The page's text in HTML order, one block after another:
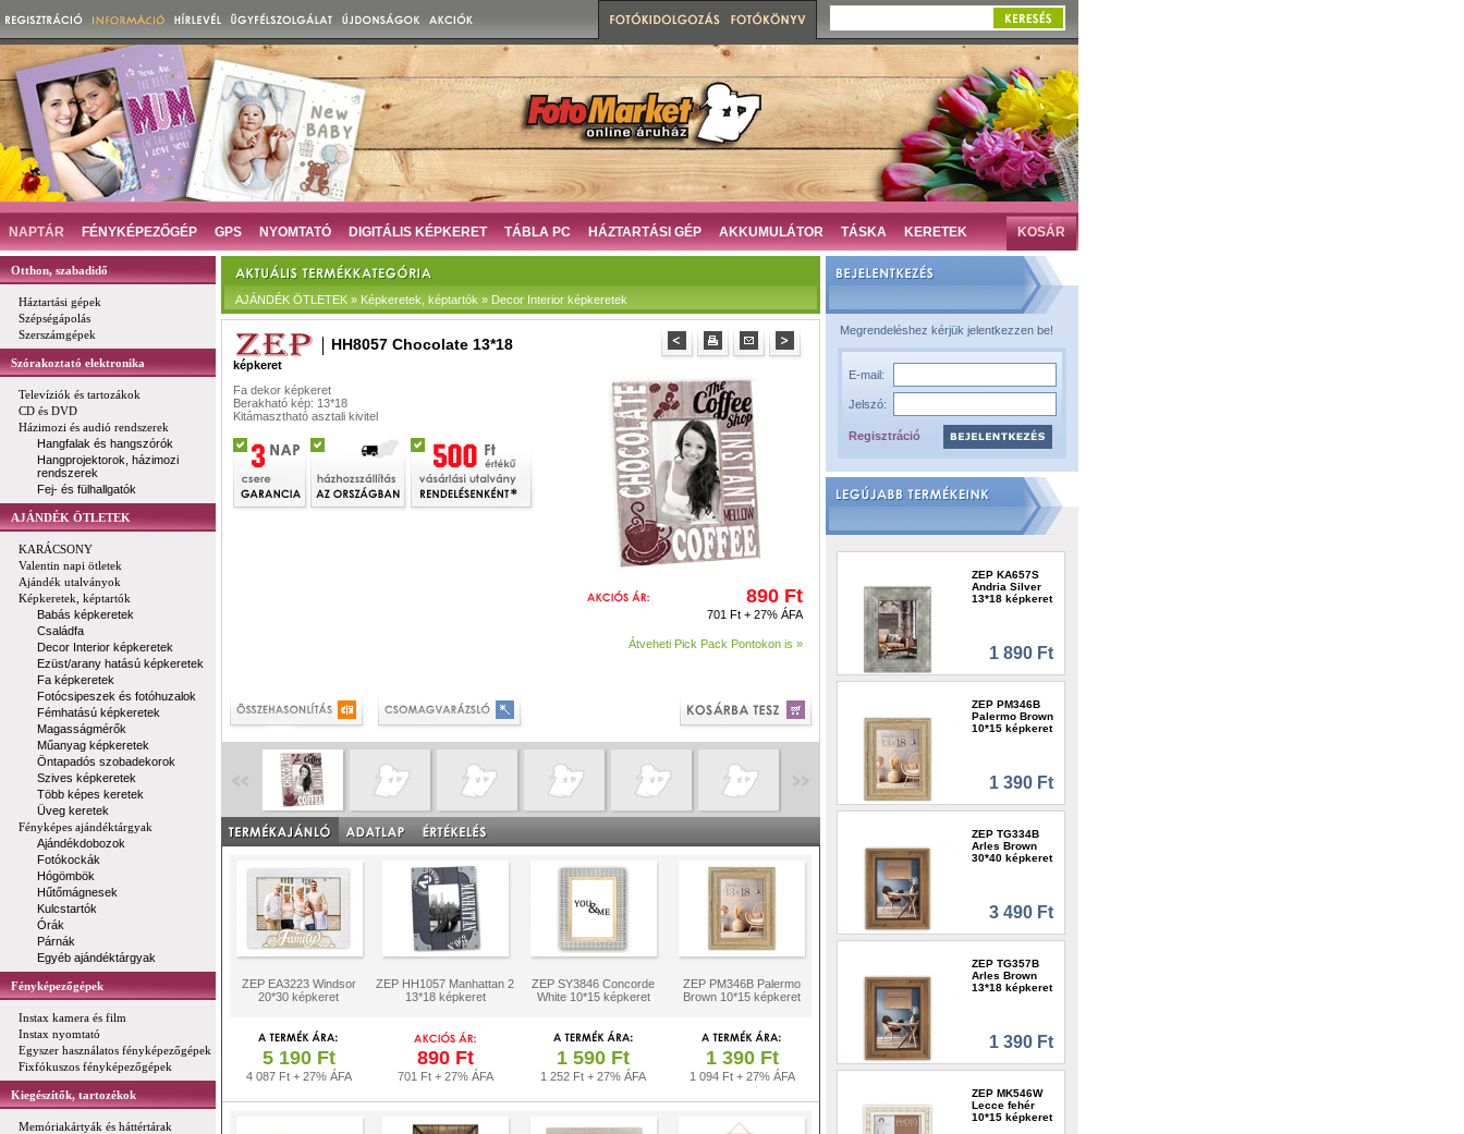
NAPTÁR FÉNYKÉPEZŐGÉP GPS NYOMTATÓ DIGITÁLIS KÉPKERET TÁBLA PC HÁZTARTÁSI GÉP AKKUMULÁTOR TÁSKA KERETEK KOSÁR
Otthon, szabadidő
Háztartási gépek
Szépségápolás
Szerszámgépek
Szórakoztató elektronika
Televíziók és tartozákok
CD és DVD
Házimozi és audió rendszerek
Hangfalak és hangszórók
Hangprojektorok, házimozi
rendszerek
Fej- és fülhallgatók
AJÁNDÉK ÖTLETEK
KARÁCSONY
Valentin napi ötletek
Ajándék utalványok
Képkeretek, képtartók
Babás képkeretek
Családfa
Decor Interior képkeretek
Ezüst/arany hatású képkeretek
Fa képkeretek
Fotócsipeszek és fotóhuzalok
Fémhatású képkeretek
Magasságmérők
Műanyag képkeretek
Öntapadós szobadekorok
Szives képkeretek
Több képes keretek
Üveg keretek
Fényképes ajándéktárgyak
Ajándékdobozok
Fotókockák
Hógömbök
Hűtőmágnesek
Kulcstartók
Órák
Párnák
Egyéb ajándéktárgyak
Fényképezőgépek
Instax kamera és film
Instax nyomtató
Egyszer használatos fényképezőgépek
Fixfókuszos fényképezőgépek
Kiegészítők, tartozékok
Memóriakártyák és háttértárak
AJÁNDÉK ÖTLETEK » Képkeretek, képtartók » Decor Interior képkeretek
HH8057 Chocolate 13*18
képkeret
Fa dekor képkeret
Berakható kép: 13*18
Kitámasztható asztali kivitel
890 Ft
701 Ft + 27% ÁFA
Átveheti Pick Pack Pontokon is »
ZEP EA3223 Windsor
20*30 képkeret
ZEP HH1057 Manhattan 2
13*18 képkeret
ZEP SY3846 Concorde
White 10*15 képkeret
ZEP PM346B Palermo
Brown 10*15 képkeret
5 190 Ft
4 087 Ft + 27% ÁFA
890 Ft
701 Ft + 27% ÁFA
1 590 Ft
1 252 Ft + 27% ÁFA
1 390 Ft
1 094 Ft + 27% ÁFA
Megrendeléshez kérjük jelentkezzen be!
E-mail:
Jelszó:
Regisztráció
ZEP KA657S
Andria Silver
13*18 képkeret
1 890 Ft
ZEP PM346B
Palermo Brown
10*15 képkeret
1 390 Ft
ZEP TG334B
Arles Brown
30*40 képkeret
3 490 Ft
ZEP TG357B
Arles Brown
13*18 képkeret
1 390 Ft
ZEP MK546W
Lecce fehér
10*15 képkeret